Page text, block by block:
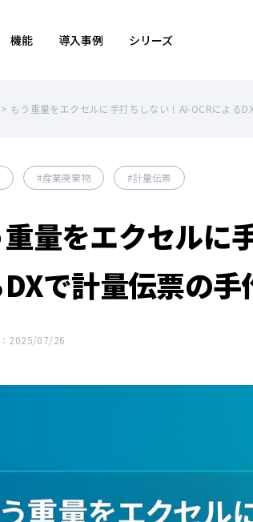
機能 導入事例 シリーズ
> もう重量をエクセルに手打ちしない！AI-OCRによる
産業廃棄物 計量伝票
量をエクセルに
で計量伝票の手
2025/07/26